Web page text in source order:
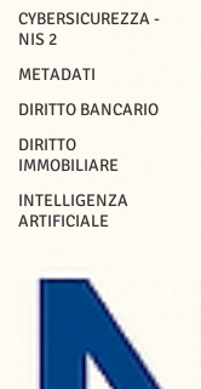
CYBERSICUREZZA -
NIS 2
METADATI
DIRITTO BANCARIO
DIRITTO
IMMOBILIARE
INTELLIGENZA
ARTIFICIALE